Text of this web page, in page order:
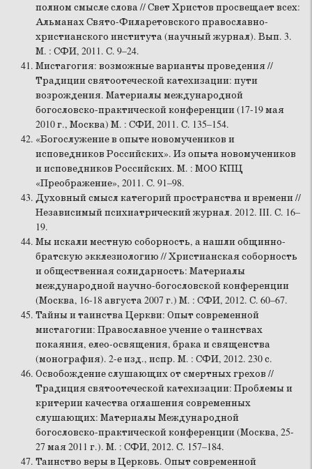
полном смысле слова // Свет Христов просвещает всех:
Альманах Свято-Филаретовского православно-
христианского института (научный журнал). Вып. 3.
М. : СФИ, 2011. С. 9–24.
Мистагогия: возможные варианты проведения //
Традиции святоотеческой катехизации: пути
возрождения. Материалы международной
богословско-практической конференции (17-19 мая
2010 г., Москва) М. : СФИ, 2011. С. 135–154.
«Богослужение в опыте новомучеников и
исповедников Российских». Из опыта новомучеников
и исповедников Российских. М. : МОО КПЦ
«Преображение», 2011. С. 91–98.
Духовный смысл категорий пространства и времени //
Независимый психиатрический журнал. 2012. III. С. 16–
19.
Мы искали местную соборность, а нашли общинно-
братскую экклезиологию // Христианская соборность
и общественная солидарность: Материалы
международной научно-богословской конференции
(Москва, 16-18 августа 2007 г.) М. : СФИ, 2012. С. 60–67.
Тайны и таинства Церкви: Опыт современной
мистагогии: Православное учение о таинствах
покаяния, елео-освящения, брака и священства
(монография). 2-е изд., испр. М. : СФИ, 2012. 230 с.
Освобождение слушающих от смертных грехов //
Традиция святоотеческой катехизации: Проблемы и
критерии качества оглашения современных
слушающих: Материалы Международной
богословско-практической конференции (Москва, 25-
27 мая 2011 г.). М. : СФИ, 2012. С. 157–184.
Таинство веры в Церковь. Опыт современной